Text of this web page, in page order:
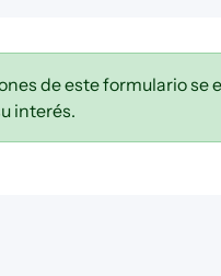
de este formulario se
interés.